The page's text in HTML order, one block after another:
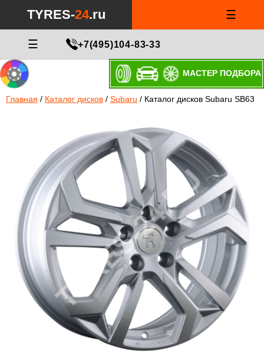
TYRES-24.ru ☰
☰ +7(495)104-83-33
МАСТЕР ПОДБОРА
Главная / Каталог дисков / Subaru / Каталог дисков Subaru SB63